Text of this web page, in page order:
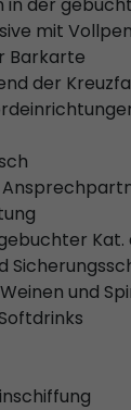
mit
Barkarte
der
und